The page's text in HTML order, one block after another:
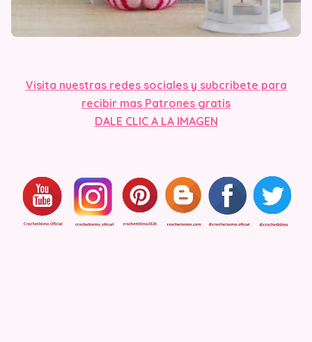
Visita nuestras redes sociales y subcribete para
recibir mas Patrones gratis
DALE CLIC A LA IMAGEN